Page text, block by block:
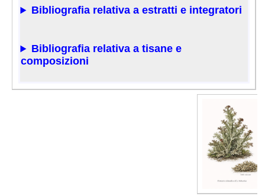
Bibliografia relativa a estratti e integratori
Bibliografia relativa a tisane e
composizioni